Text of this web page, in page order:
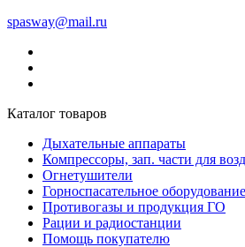
spasway@mail.ru
Каталог товаров
Дыхательные аппараты
Компрессоры, зап. части для
Огнетушители
Горноспасательное оборудование
Противогазы и продукция ГО
Рации и радиостанции
Помощь покупателю